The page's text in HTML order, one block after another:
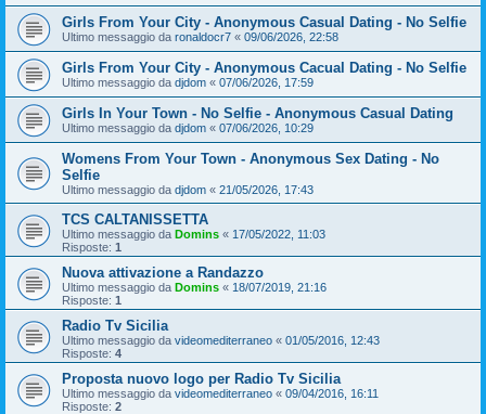
Girls From Your City - Anonymous Casual Dating - No Selfie
Ultimo messaggio da ronaldocr7 « 09/06/2026, 22:58
Girls From Your City - Anonymous Cacual Dating - No Selfie
Ultimo messaggio da djdom « 07/06/2026, 17:59
Girls In Your Town - No Selfie - Anonymous Casual Dating
Ultimo messaggio da djdom « 07/06/2026, 10:29
Womens From Your Town - Anonymous Sex Dating - No
Selfie
Ultimo messaggio da djdom « 21/05/2026, 17:43
TCS CALTANISSETTA
Ultimo messaggio da Domins « 17/05/2022, 11:03
Risposte: 1
Nuova attivazione a Randazzo
Ultimo messaggio da Domins « 18/07/2019, 21:16
Risposte: 1
Radio Tv Sicilia
Ultimo messaggio da videomediterraneo « 01/05/2016, 12:43
Risposte: 4
Proposta nuovo logo per Radio Tv Sicilia
Ultimo messaggio da videomediterraneo « 09/04/2016, 16:11
Risposte: 2